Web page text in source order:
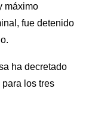
máximo
fue detenido
ha decretado
los tres